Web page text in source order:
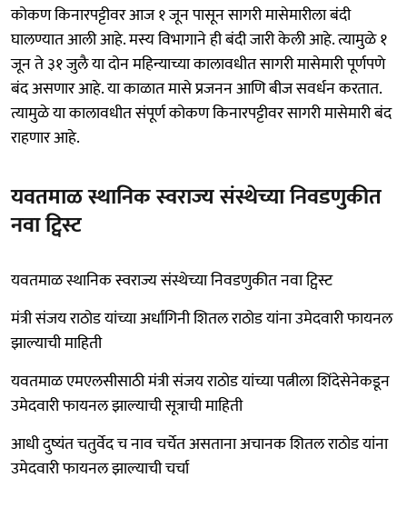
कोकण किनारपट्टीवर आज १ जून पासून सागरी मासेमारीला बंदी
घालण्यात आली आहे. मस्य विभागाने ही बंदी जारी केली आहे. त्यामुळे १
जून ते ३१ जुलै या दोन महिन्याच्या कालावधीत सागरी मासेमारी पूर्णपणे
बंद असणार आहे. या काळात मासे प्रजनन आणि बीज सवर्धन करतात.
त्यामुळे या कालावधीत संपूर्ण कोकण किनारपट्टीवर सागरी मासेमारी बंद
राहणार आहे.
यवतमाळ स्थानिक स्वराज्य संस्थेच्या निवडणुकीत
नवा ट्विस्ट
यवतमाळ स्थानिक स्वराज्य संस्थेच्या निवडणुकीत नवा ट्विस्ट
मंत्री संजय राठोड यांच्या अर्धांगिनी शितल राठोड यांना उमेदवारी फायनल
झाल्याची माहिती
यवतमाळ एमएलसीसाठी मंत्री संजय राठोड यांच्या पत्नीला शिंदेसेनेकडून
उमेदवारी फायनल झाल्याची सूत्राची माहिती
आधी दुष्यंत चतुर्वेद च नाव चर्चेत असताना अचानक शितल राठोड यांना
उमेदवारी फायनल झाल्याची चर्चा